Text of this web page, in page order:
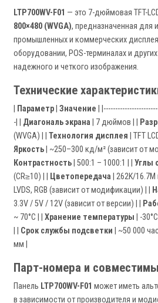
LTP700WV-F01 — это 7-дюймовая TFT-
800×480 (WVGA), предназначенная для
промышленных и коммерческих
оборудовании, POS-терминалах и
надежного и четкого изображения.
Технические
Параметр Значение |
-| | Диагональ экрана | 7 дюймов | |
(WVGA) | | Технология дисплея | TFT
Яркость | ~250–300 кд/м² (зависит от
Контрастность | 500:1 – 1000:1 | | Углы
(CR≥10) | |
Цветопередача | 262K/16.7M
LVDS, RGB (зависит от модификации) | |
3.3V / 5V / 12V (зависит от версии) | |
~ 70°C | | Хранение температуры | -
Срок службы подсветки | ~50 000
мм |
Парт-номера и
Панель LTP700WV-F01 может иметь
в зависимости от производителя и